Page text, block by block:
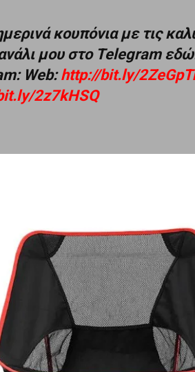
κουπόνια με τις
μου στο Telegram
Web:http://bit.ly/
2z7kHSQ